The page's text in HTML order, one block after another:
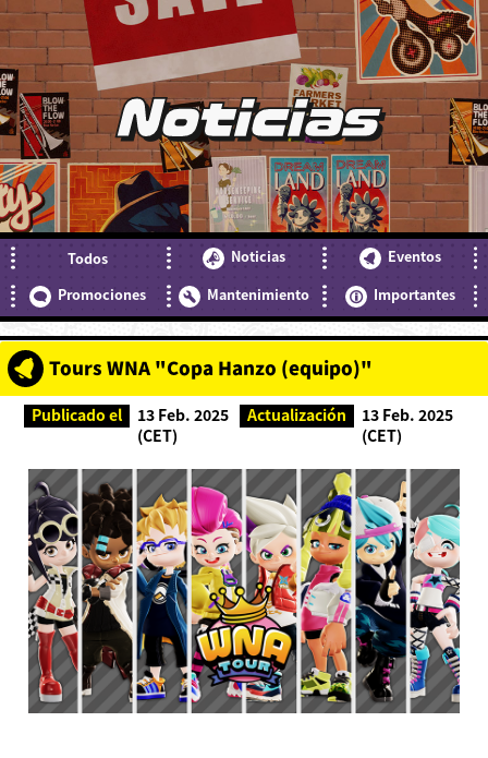
Noticias
Todos Noticias
Eventos
Promociones
Mantenimiento Importantes
Tours WNA "Copa Hanzo (equipo)"
Publicado el
13 Feb. 2025
(CET)
Actualización
13 Feb. 2025
(CET)